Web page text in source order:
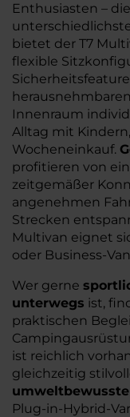
Enthusiasten –
bietet der T7
flexible
Innenraum
Alltag mit
Wocheneinkauf.
profitieren von
zeitgemäßer
angenehmen
Strecken
Multivan eignet
oder Business-
Wer gerne
unterwegs ist,
praktischen
ist reichlich
gleichzeitig
Plug-in-Hybrid-